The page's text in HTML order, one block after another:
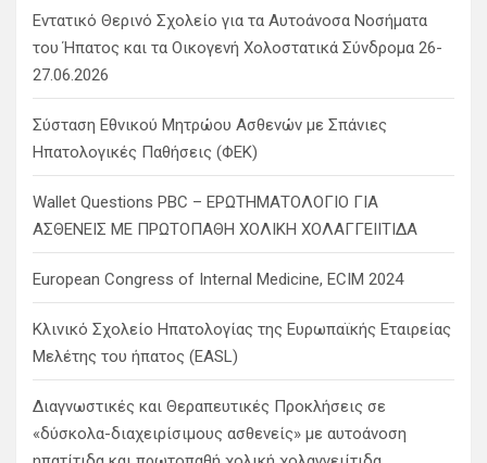
Εντατικό Θερινό Σχολείο για τα Αυτοάνοσα Νοσήματα
του Ήπατος και τα Οικογενή Χολοστατικά Σύνδρομα 26-
27.06.2026
Σύσταση Εθνικού Μητρώου Ασθενών με Σπάνιες
Ηπατολογικές Παθήσεις (ΦΕΚ)
Wallet Questions PBC – ΕΡΩΤΗΜΑΤΟΛΟΓΙΟ ΓΙΑ
ΑΣΘΕΝΕΙΣ ΜΕ ΠΡΩΤΟΠΑΘΗ ΧΟΛΙΚΗ ΧΟΛΑΓΓΕΙΙΤΙΔΑ
European Congress of Internal Medicine, ECIM 2024
Κλινικό Σχολείο Ηπατολογίας της Ευρωπαϊκής Εταιρείας
Μελέτης του ήπατος (EASL)
Διαγνωστικές και Θεραπευτικές Προκλήσεις σε
«δύσκολα-διαχειρίσιμους ασθενείς» με αυτοάνοση